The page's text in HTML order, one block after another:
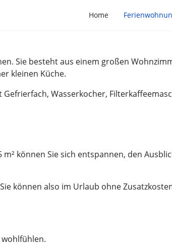
Home
Sie besteht aus einem großen
kleinen Küche.
Wasserkocher,
können Sie sich entspannen, den
können also im Urlaub ohne